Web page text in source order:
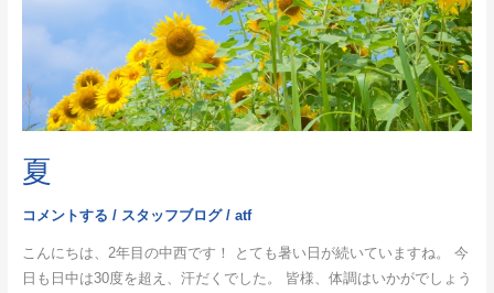
夏
コメントする / スタッフブログ/ atf
こんにちは、2年目の中西です！ とても暑い日が続いていますね。 今
日も日中は30度を超え、汗だくでした。 皆様、体調はいかがでしょう